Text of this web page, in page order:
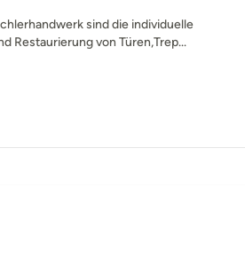
sind die individuelle
Restaurierung von Türen,Trep...